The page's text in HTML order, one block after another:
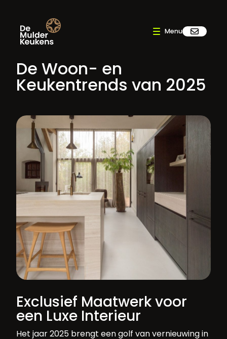
De Woon- en
Keukentrends van 2025
Exclusief Maatwerk voor
een Luxe Interieur
Het jaar 2025 brengt een golf van vernieuwing in